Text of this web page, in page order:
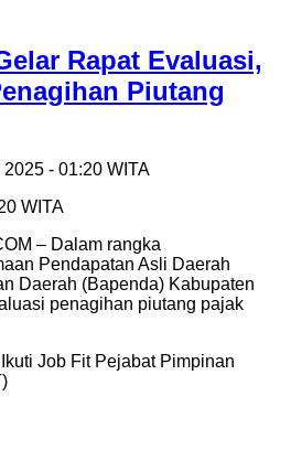
Rapat Evaluasi,
Piutang
2025 - 01:20 WITA
WITA
– Dalam rangka
Pendapatan Asli Daerah
Daerah (Bapenda) Kabupaten
penagihan piutang pajak